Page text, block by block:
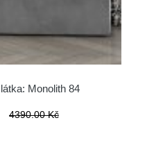
Monolith 84
4390.00 Kč